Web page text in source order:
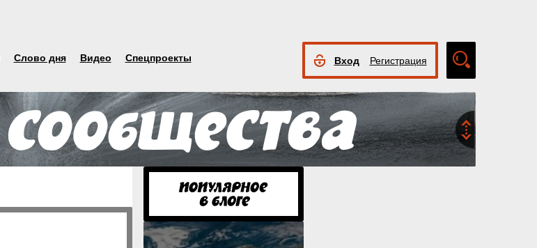
Слово дня Видео Спецпроекты Вход Регистрация
поиск